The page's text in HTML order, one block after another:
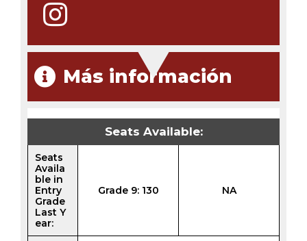
Más información
Seats Available:
Seats
Availa
ble in
Entry
Grade
Last Y
ear:
Grade 9: 130 NA